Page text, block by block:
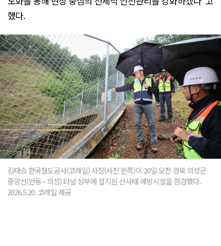
했다.
김태승 한국철도공사(코레일) 사장(사진 왼쪽)이 20일 오전 경북 의성군
중앙선(안동∼의성) 터널 상부에 설치된 산사태 예방시설을 점검했다.
2026.5.20. 코레일 제공